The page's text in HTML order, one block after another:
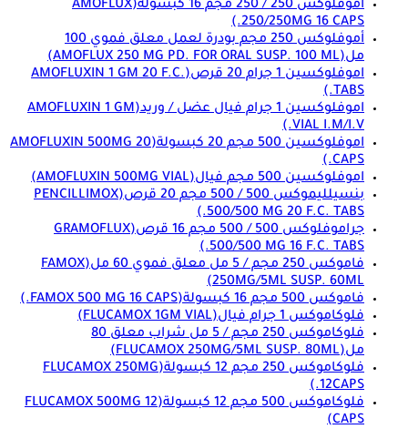
أموفلوكس 250 / 250 مجم 16 كبسولة
(AMOFLUX
250/250MG 16 CAPS.)
أموفلوكس 250 مجم بودرة لعمل معلق فموي 100
مل(AMOFLUX 250 MG PD. FOR ORAL SUSP. 100 ML)
اموفلوكسين 1 جرام 20 قرص
(AMOFLUXIN 1 GM 20 F.C.
TABS.)
اموفلوكسين 1 جرام فيال عضل / وريد
(AMOFLUXIN 1 GM
VIAL I.M/I.V.)
اموفلوكسين 500 مجم 20 كبسولة
(AMOFLUXIN 500MG 20
CAPS.)
اموفلوكسين 500 مجم فيال
(AMOFLUXIN 500MG VIAL)
بنسيلليموكس 500 / 500 مجم 20 قرص
(PENCILLIMOX
500/500 MG 20 F.C. TABS.)
جراموفلوكس 500 / 500 مجم 16 قرص
(GRAMOFLUX
500/500 MG 16 F.C. TABS.)
فاموكس 250 مجم / 5 مل معلق فموي 60 مل
(FAMOX
250MG/5ML SUSP. 60ML)
فاموكس 500 مجم 16 كبسولة
(FAMOX 500 MG 16 CAPS.)
فلوكاموكس 1 جرام فيال
(FLUCAMOX 1GM VIAL)
فلوكاموكس 250 مجم / 5 مل شراب معلق 80
مل(FLUCAMOX 250MG/5ML SUSP. 80ML)
فلوكاموكس 250 مجم 12 كبسولة
(FLUCAMOX 250MG
12CAPS.)
فلوكاموكس 500 مجم 12 كبسولة
(FLUCAMOX 500MG 12
CAPS)